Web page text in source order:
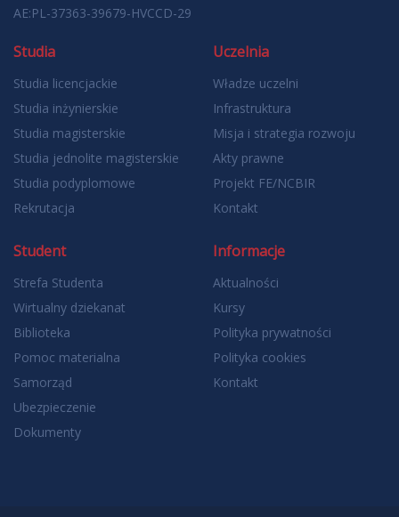
AE:PL-37363-39679-HVCCD-29
Studia
Studia licencjackie
Studia inżynierskie
Studia magisterskie
Studia jednolite magisterskie
Studia podyplomowe
Rekrutacja
Uczelnia
Władze uczelni
Infrastruktura
Misja i strategia rozwoju
Akty prawne
Projekt FE/NCBIR
Kontakt
Student
Strefa Studenta
Wirtualny dziekanat
Biblioteka
Pomoc materialna
Samorząd
Ubezpieczenie
Dokumenty
Informacje
Aktualności
Kursy
Polityka prywatności
Polityka cookies
Kontakt